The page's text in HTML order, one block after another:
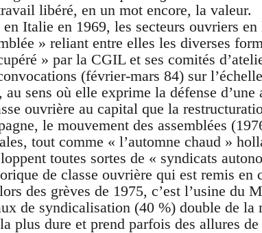
libéré, en un mot encore, la valeur.
Italie en 1969, les secteurs ouvriers en
» reliant entre elles les diverses
» par la CGIL et ses comités
(février-mars 84) sur
sens où elle exprime la défense
ouvrière au capital que la
le mouvement des assemblées
tout comme « l’automne chaud »
toutes sortes de « syndicats
de classe ouvrière qui est remis en
des grèves de 1975, c’est l’usine du
de syndicalisation (40 %) double de la
plus dure et prend parfois des allures